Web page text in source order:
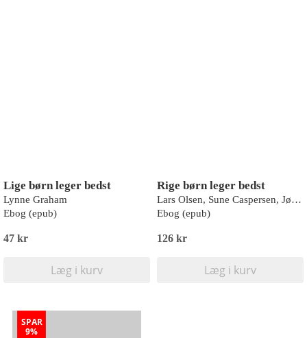
Lige børn leger bedst
Lynne Graham
Ebog (epub)
47 kr
Læg i kurv
Rige børn leger bedst
Lars Olsen, Sune Caspersen, Jørgen Goul Andersen, Lars Andersen, Niels Ploug
Ebog (epub)
126 kr
Læg i kurv
SPAR
9%